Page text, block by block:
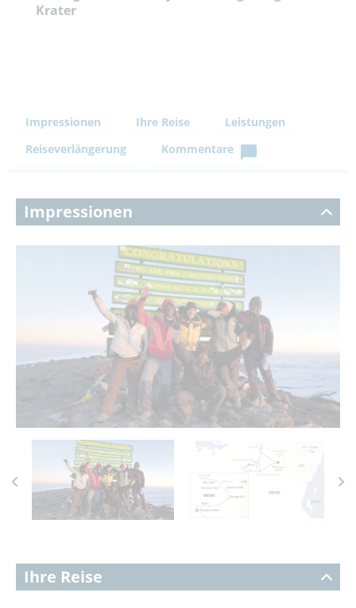
Krater
Impressionen Ihre Reise
Leistungen
Reiseverlängerung
Kommentare
Impressionen
Ihre Reise